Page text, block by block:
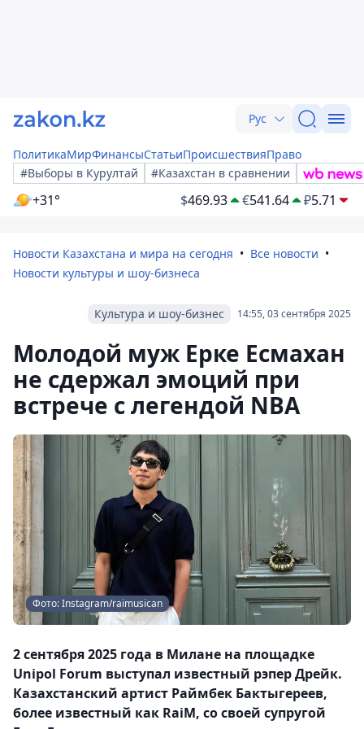
Рус
ПолитикаМирФинансыСтатьиПроисшествияПраво
#Выборы в Курултай
#Казахстан в сравнении
+31° $469.93 €541.64 ₽5.71
Новости Казахстана и мира на сегодня
Все новости
Новости культуры и шоу-бизнеса
14:55, 03 сентября 2025
Культура и шоу-бизнес
Молодой муж Ерке Есмахан
не сдержал эмоций при
встрече с легендой NBA
Фото: Instagram/raimusican
2 сентября 2025 года в Милане на площадке
Unipol Forum выступал известный рэпер Дрейк.
Казахстанский артист Раймбек Бактыгереев,
более известный как RaiM, cо своей супругой